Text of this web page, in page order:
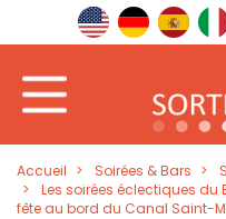
Accueil Soirées & Bars
Les soirées éclectiques du
fête au bord du Canal Saint-